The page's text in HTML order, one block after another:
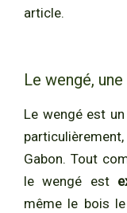
article.
Le wengé,
Le wengé est
Gabon. Tout
le wengé est
même le bois